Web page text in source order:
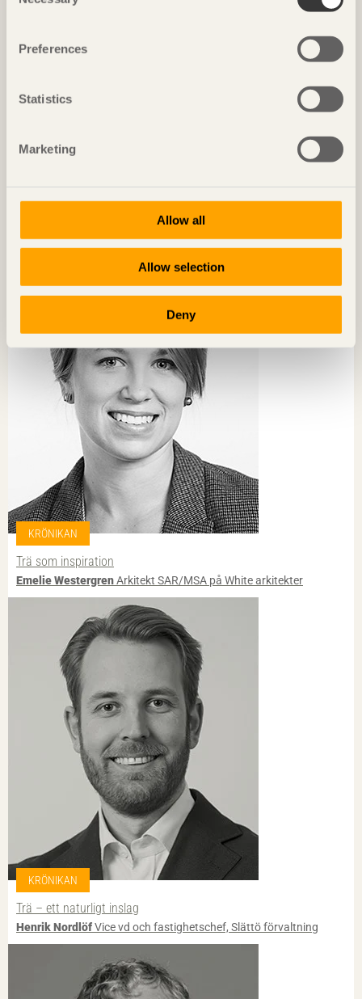
Preferences
Statistics
Marketing
Allow all
Allow selection
Deny
Världens största showroom för träbyggnation
KRÖNIKAN
Trä som inspiration
Emelie WestergrenArkitekt SAR/MSA på White arkitekter
KRÖNIKAN
Trä – ett naturligt inslag
Henrik NordlöfVice vd och fastighetschef, Slättö förvaltning